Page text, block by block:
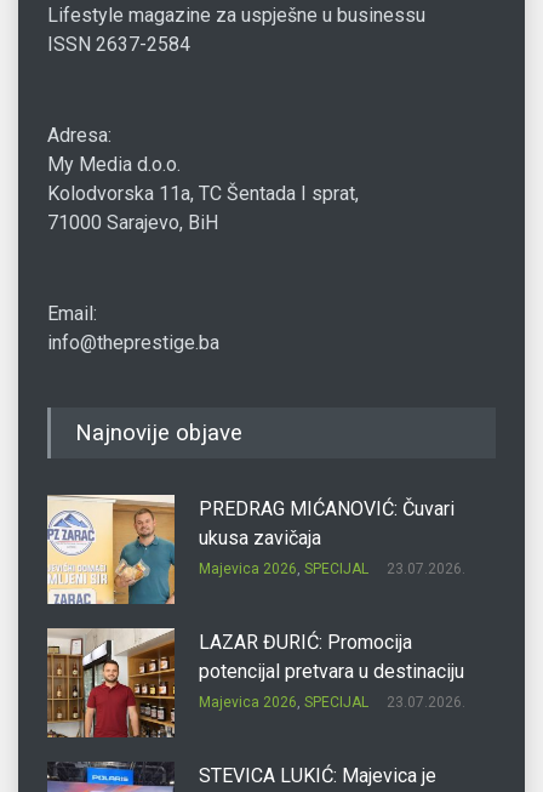
Lifestyle magazine za uspješne u businessu
ISSN 2637-2584
Adresa:
My Media d.o.o.
Kolodvorska 11a, TC Šentada I sprat,
71000 Sarajevo, BiH
Email:
info@theprestige.ba
Najnovije objave
PREDRAG MIĆANOVIĆ: Čuvari
ukusa zavičaja
Majevica 2026, SPECIJAL 23.07.2026.
LAZAR ĐURIĆ: Promocija
potencijal pretvara u destinaciju
Majevica 2026, SPECIJAL 23.07.2026.
STEVICA LUKIĆ: Majevica je